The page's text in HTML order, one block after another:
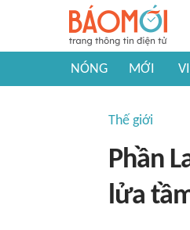
NÓNG MỚI
Thế giới
Phần
lửa